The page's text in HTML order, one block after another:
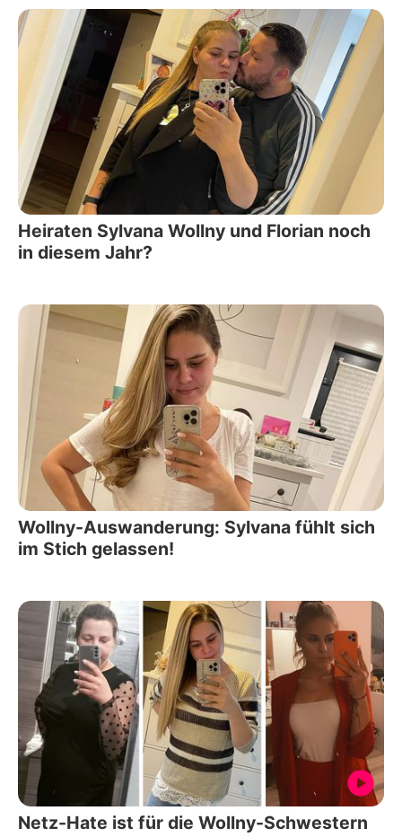
Heiraten Sylvana Wollny und Florian noch
in diesem Jahr?
Wollny-Auswanderung: Sylvana fühlt sich
im Stich gelassen!
Netz-Hate ist für die Wollny-Schwestern